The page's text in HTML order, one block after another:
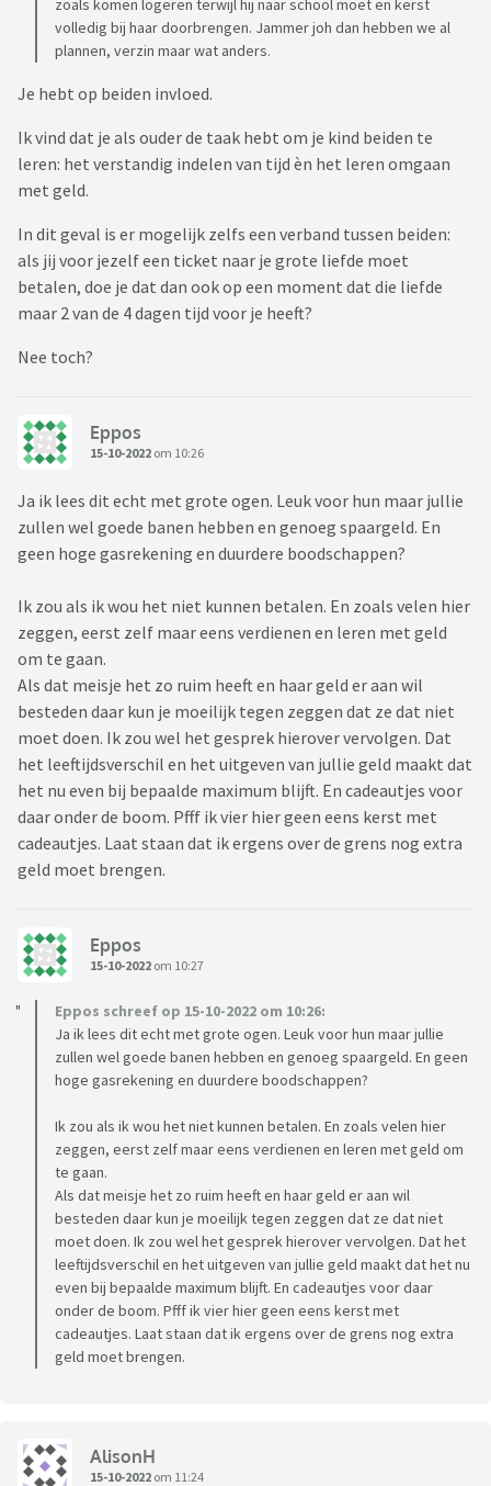
zoals komen logeren terwijl hij naar school moet en kerst
volledig bij haar doorbrengen. Jammer joh dan hebben we al
plannen, verzin maar wat anders.
Je hebt op beiden invloed.
Ik vind dat je als ouder de taak hebt om je kind beiden te
leren: het verstandig indelen van tijd èn het leren omgaan
met geld.
In dit geval is er mogelijk zelfs een verband tussen beiden:
als jij voor jezelf een ticket naar je grote liefde moet
betalen, doe je dat dan ook op een moment dat die liefde
maar 2 van de 4 dagen tijd voor je heeft?
Nee toch?
Eppos
15-10-2022 om 10:26
Ja ik lees dit echt met grote ogen. Leuk voor hun maar jullie
zullen wel goede banen hebben en genoeg spaargeld. En
geen hoge gasrekening en duurdere boodschappen?
Ik zou als ik wou het niet kunnen betalen. En zoals velen hier
zeggen, eerst zelf maar eens verdienen en leren met geld
om te gaan.
Als dat meisje het zo ruim heeft en haar geld er aan wil
besteden daar kun je moeilijk tegen zeggen dat ze dat niet
moet doen. Ik zou wel het gesprek hierover vervolgen. Dat
het leeftijdsverschil en het uitgeven van jullie geld maakt dat
het nu even bij bepaalde maximum blijft. En cadeautjes voor
daar onder de boom. Pfff ik vier hier geen eens kerst met
cadeautjes. Laat staan dat ik ergens over de grens nog extra
geld moet brengen.
Eppos
15-10-2022 om 10:27
Eppos schreef op 15-10-2022 om 10:26:
Ja ik lees dit echt met grote ogen. Leuk voor hun maar jullie
zullen wel goede banen hebben en genoeg spaargeld. En geen
hoge gasrekening en duurdere boodschappen?
Ik zou als ik wou het niet kunnen betalen. En zoals velen hier
zeggen, eerst zelf maar eens verdienen en leren met geld om
te gaan.
Als dat meisje het zo ruim heeft en haar geld er aan wil
besteden daar kun je moeilijk tegen zeggen dat ze dat niet
moet doen. Ik zou wel het gesprek hierover vervolgen. Dat het
leeftijdsverschil en het uitgeven van jullie geld maakt dat het nu
even bij bepaalde maximum blijft. En cadeautjes voor daar
onder de boom. Pfff ik vier hier geen eens kerst met
cadeautjes. Laat staan dat ik ergens over de grens nog extra
geld moet brengen.
AlisonH
15-10-2022 om 11:24